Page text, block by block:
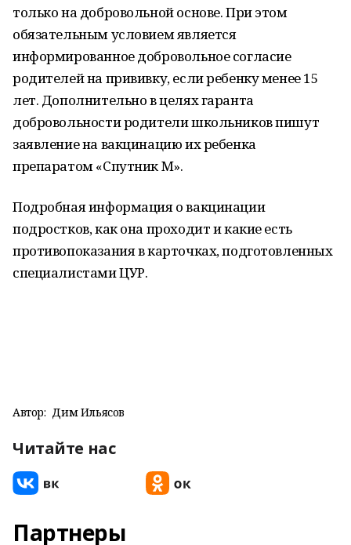
только на добровольной основе. При этом
обязательным условием является
информированное добровольное согласие
родителей на прививку, если ребенку менее 15
лет. Дополнительно в целях гаранта
добровольности родители школьников пишут
заявление на вакцинацию их ребенка
препаратом «Спутник М».
Подробная информация о вакцинации
подростков, как она проходит и какие есть
противопоказания в карточках, подготовленных
специалистами ЦУР.
Автор: Дим Ильясов
Читайте нас
Партнеры